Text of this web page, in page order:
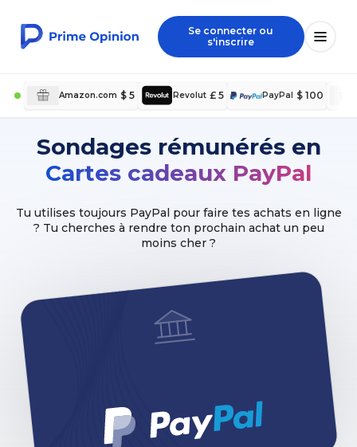
Se connecter ou
s'inscrire
Amazon.com $ 5 Revolut £ 5 PayPal $ 100
Sondages rémunérés en
Cartes cadeaux PayPal
Tu utilises toujours PayPal pour faire tes achats en ligne
? Tu cherches à rendre ton prochain achat un peu
moins cher ?